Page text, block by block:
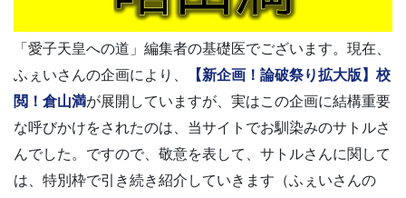
「愛子天皇への道」編集者の基礎医でございます。現在、
ふぇいさんの企画により、
【新企画！論破祭り拡大版】校
閲！倉山満が展開していますが、実はこの企画に結構重要
な呼びかけをされたのは、当サイトでお馴染みのサトルさ
んでした。ですので、敬意を表して、サトルさんに関して
は、特別枠で引き続き紹介していきます（ふぇいさんの